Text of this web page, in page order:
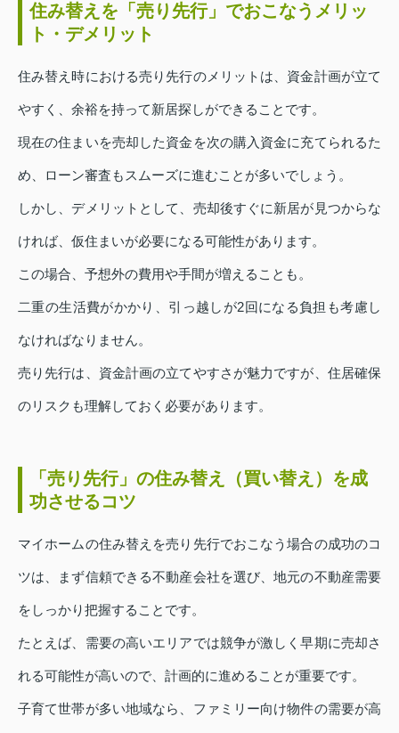
住み替えを「売り先行」でおこなうメリッ
ト・デメリット
住み替え時における売り先行のメリットは、資金計画が立て
やすく、余裕を持って新居探しができることです。
現在の住まいを売却した資金を次の購入資金に充てられるた
め、ローン審査もスムーズに進むことが多いでしょう。
しかし、デメリットとして、売却後すぐに新居が見つからな
ければ、仮住まいが必要になる可能性があります。
この場合、予想外の費用や手間が増えることも。
二重の生活費がかかり、引っ越しが2回になる負担も考慮し
なければなりません。
売り先行は、資金計画の立てやすさが魅力ですが、住居確保
のリスクも理解しておく必要があります。
「売り先行」の住み替え（買い替え）を成
功させるコツ
マイホームの住み替えを売り先行でおこなう場合の成功のコ
ツは、まず信頼できる不動産会社を選び、地元の不動産需要
をしっかり把握することです。
たとえば、需要の高いエリアでは競争が激しく早期に売却さ
れる可能性が高いので、計画的に進めることが重要です。
子育て世帯が多い地域なら、ファミリー向け物件の需要が高